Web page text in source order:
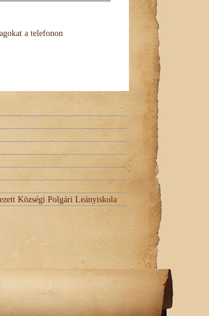
a telefonon
Községi Polgári Leányiskola